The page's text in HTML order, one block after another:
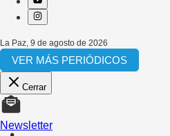
La Paz 9 de agosto de 2026
VER MÁS PERIÓDICOS
Cerrar
Newsletter